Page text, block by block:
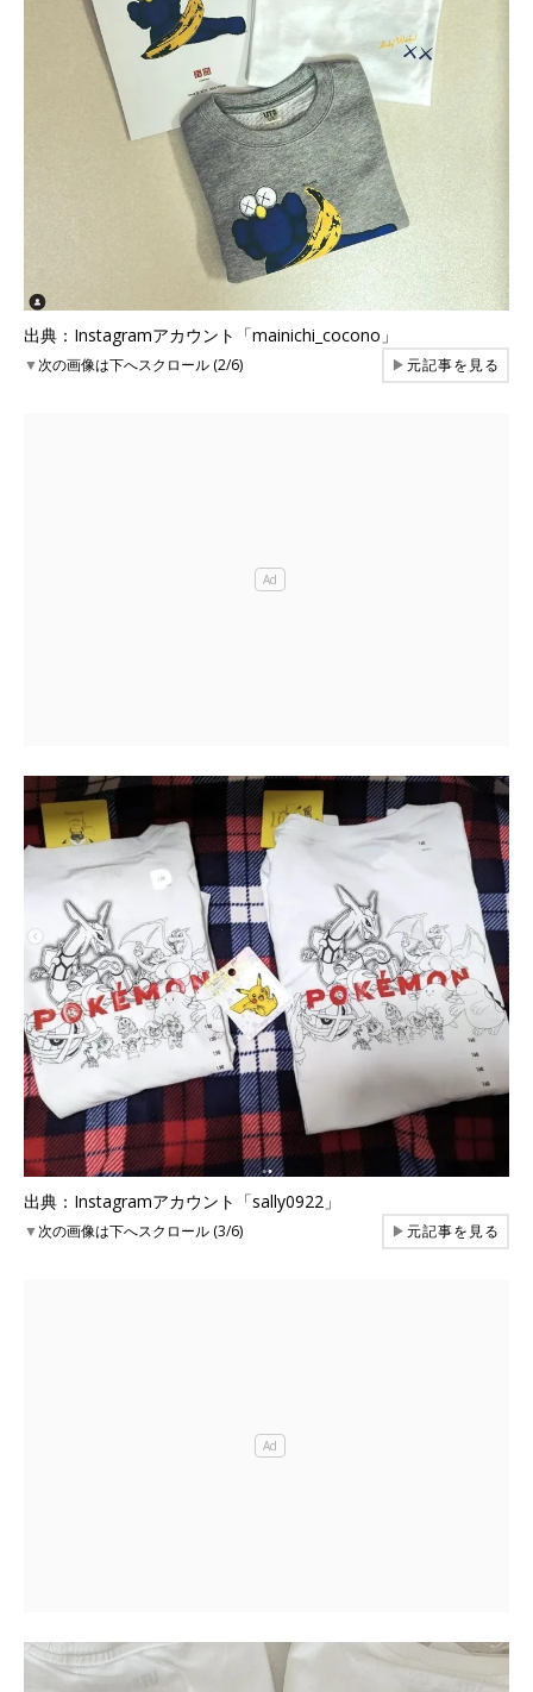
出典：Instagramアカウント「mainichi_cocono」
▼次の画像は下へスクロール (2/6) ▶元記事を見る
出典：Instagramアカウント「sally0922」
▼次の画像は下へスクロール (3/6) ▶元記事を見る